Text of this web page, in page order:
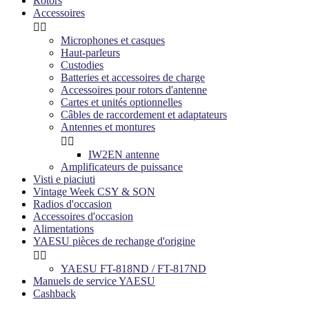
Accessoires
 
Microphones et casques
Haut-parleurs
Custodies
Batteries et accessoires de charge
Accessoires pour rotors d'antenne
Cartes et unités optionnelles
Câbles de raccordement et adaptateurs
Antennes et montures
 
IW2EN antenne
Amplificateurs de puissance
Visti e piaciuti
Vintage Week CSY & SON
Radios d'occasion
Accessoires d'occasion
Alimentations
YAESU pièces de rechange d'origine
 
YAESU FT-818ND / FT-817ND
Manuels de service YAESU
Cashback